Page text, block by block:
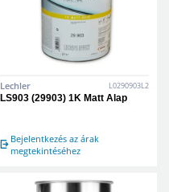
Lechler L0290903L2
LS903 (29903) 1K Matt Alap
Bejelentkezés az árak
megtekintéséhez